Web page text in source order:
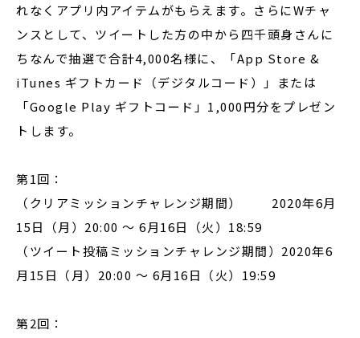
れなくアプリ内アイテムがもらえます。さらにWチャ
ンスとして、ツイートした方の中から四千頭身さんに
ちなんで抽選で合計4,000名様に、「App Store &
iTunes ギフトカード（デジタルコード）」または
「Google Play ギフトコード」1,000円分をプレゼン
トします。
第1回：
（クリアミッションチャレンジ期間） 2020年6月
15日（月）20:00 〜 6月16日（火）18:59
（ツイート投稿ミッションチャレンジ期間）2020年6
月15日（月）20:00 〜 6月16日（火）19:59
第2回：